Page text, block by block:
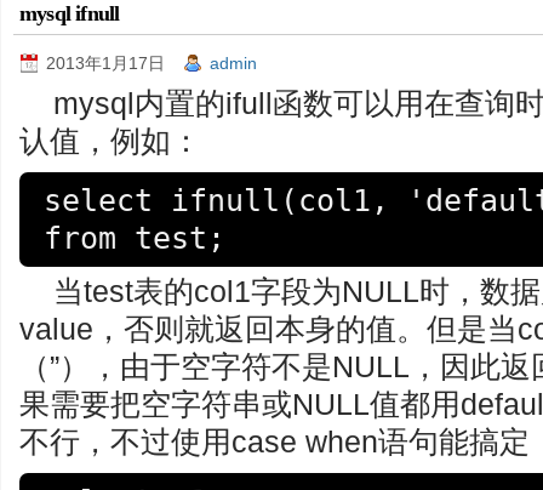
mysql ifnull
2013年1月17日 admin
mysql内置的ifull函数可以用在查询
认值，例如：
select ifnull(col1,
当test表的col1字段为NULL时，数
value，否则就返回本身的值。但是当
（”），由于空字符不是NULL，因此
果需要把空字符串或NULL值都用
不行，不过使用case when语句能搞定